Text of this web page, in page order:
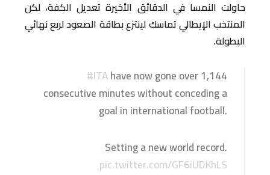
حاولت النمسا في الدقائق الأخيرة تعديل الكفة، لكن
المنتخب الإيطالي تماسك لينتزع بطاقة الصعود لربع نهائي
البطولة.
#ITAhave now gone over 1,144
consecutive minutes without conceding a
goal in international football.
Setting a new world record.
pic.twitter.com/GF6iUDKhLS